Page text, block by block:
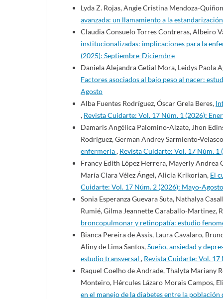
Lyda Z. Rojas, Angie Cristina Mendoza-
avanzada: un llamamiento a la
Claudia Consuelo Torres Contreras, Albeiro
institucionalizadas: implicaciones para la
(2025): Septiembre-Diciembre
Daniela Alejandra Getial Mora, Leidys Paola
Factores asociados al bajo peso al nacer:
Agosto
Alba Fuentes Rodríguez, Óscar Grela Beres,
, Revista Cuidarte: Vol. 17 Núm. 1 (2026):
Damaris Angélica Palomino-Alzate, Jhon
Rodríguez, German Andrey Sarmiento-
enfermería, Revista Cuidarte: Vol. 17 Núm.
Francy Edith López Herrera, Mayerly Andrea
María Clara Vélez Ángel, Alicia Krikorian, El
Cuidarte: Vol. 17 Núm. 2 (2026): Mayo-Agosto
Sonia Esperanza Guevara Suta, Nathalya
Rumié, Gilma Jeannette Caraballo-Martinez,
broncopulmonar y retinopatía: estudio
Bianca Pereira de Assis, Laura Cavalaro,
Aliny de Lima Santos,Sueño, ansiedad y
estudio transversal , Revista Cuidarte: Vol.
Raquel Coelho de Andrade, Thalyta Mariany
Monteiro, Hércules Lázaro Morais Campos,
en el manejo de la diabetes entre la población